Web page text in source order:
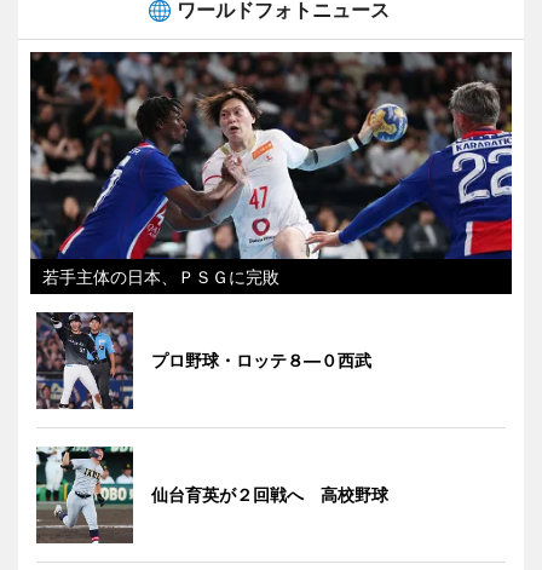
ワールドフォトニュース
若手主体の日本、ＰＳＧに完敗
プロ野球・ロッテ８―０西武
仙台育英が２回戦へ 高校野球